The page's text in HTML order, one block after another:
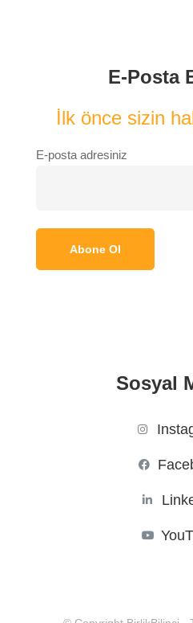
E-Posta
İlk önce sizin
E-posta adresiniz
Sosyal